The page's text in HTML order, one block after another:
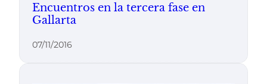
Encuentros en la tercera fase en
Gallarta
07/11/2016